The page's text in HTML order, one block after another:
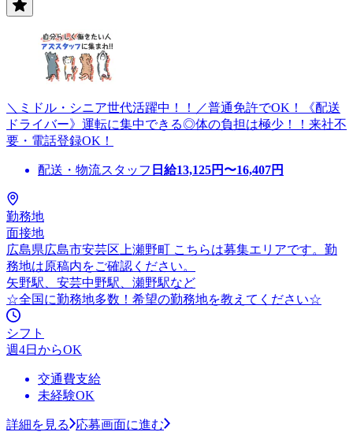
＼ミドル・シニア世代活躍中！！／普通免許でOK！《配送
ドライバー》運転に集中できる◎体の負担は極少！！来社不
要・電話登録OK！
配送・物流スタッフ 日給13,125円〜16,407円
勤務地
面接地
広島県広島市安芸区上瀬野町 こちらは募集エリアです。勤
務地は原稿内をご確認ください。
矢野駅、安芸中野駅、瀬野駅など
☆全国に勤務地多数！希望の勤務地を教えてください☆
シフト
週4日からOK
交通費支給
未経験OK
詳細を見る 応募画面に進む